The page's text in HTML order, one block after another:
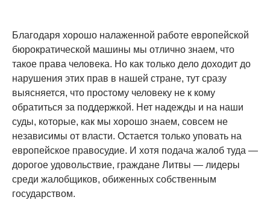
Благодаря хорошо налаженной работе европейской
бюрократической машины мы отлично знаем, что
такое права человека. Но как только дело доходит до
нарушения этих прав в нашей стране, тут сразу
выясняется, что простому человеку не к кому
обратиться за поддержкой. Нет надежды и на наши
суды, которые, как мы хорошо знаем, совсем не
независимы от власти. Остается только уповать на
европейское правосудие. И хотя подача жалоб туда —
дорогое удовольствие, граждане Литвы — лидеры
среди жалобщиков, обиженных собственным
государством.